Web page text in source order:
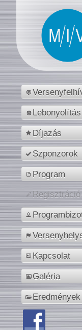
Lebonyolítás
Díjazás
Szponzorok
Program
Regisztráció
Kapcsolat
Galéria
Eredmények